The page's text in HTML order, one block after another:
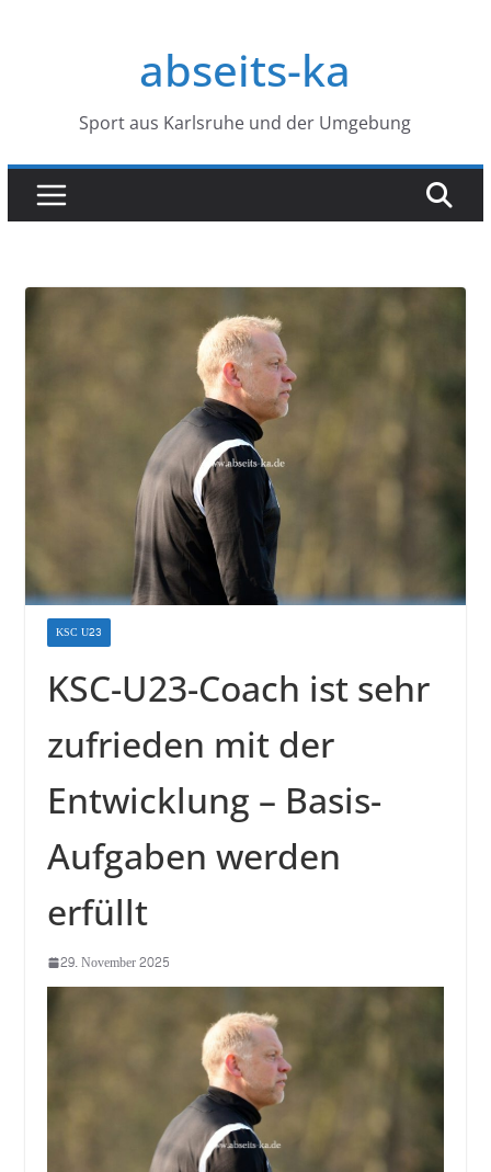
abseits-ka
Sport aus Karlsruhe und der Umgebung
KSC U23
KSC-U23-Coach ist sehr
zufrieden mit der
Entwicklung – Basis-
Aufgaben werden
erfüllt
29. November 2025